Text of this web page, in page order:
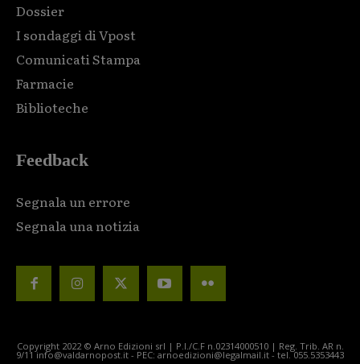
Dossier
I sondaggi di Vpost
Comunicati Stampa
Farmacie
Biblioteche
Feedback
Segnala un errore
Segnala una notizia
Copyright 2022 © Arno Edizioni srl | P.I./C.F n.02314000510 | Reg. Trib. AR n.
9/11 info@valdarnopost.it - PEC: arnoedizioni@legalmail.it - tel. 055.5353443